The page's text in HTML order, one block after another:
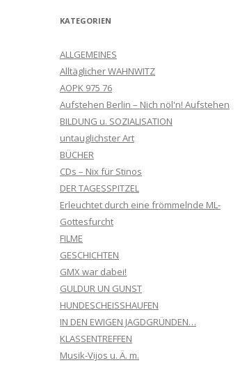
KATEGORIEN
ALLGEMEINES
Alltäglicher WAHNWITZ
AOPK 975 76
Aufstehen Berlin – Nich nöl'n! Aufstehen
BILDUNG u. SOZIALISATION
untauglichster Art
BÜCHER
CDs – Nix für Stinos
DER TAGESSPITZEL
Erleuchtet durch eine frömmelnde ML-
Gottesfurcht
FILME
GESCHICHTEN
GMX war dabei!
GULDUR UN GUNST
HUNDESCHEISSHAUFEN
IN DEN EWIGEN JAGDGRÜNDEN…
KLASSENTREFFEN
Musik-Vijos u. Ä. m.